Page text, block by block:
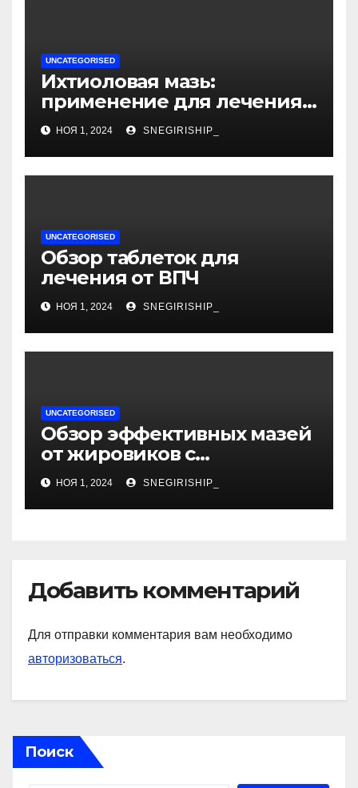
UNCATEGORISED
Ихтиоловая мазь:
применение для лечения
фурункулов
НОЯ 1, 2024 SNEGIRISHIP_
UNCATEGORISED
Обзор таблеток для
лечения от ВПЧ
НОЯ 1, 2024 SNEGIRISHIP_
UNCATEGORISED
Обзор эффективных мазей
от жировиков с
рассасывающим эффектом
НОЯ 1, 2024 SNEGIRISHIP_
Добавить комментарий
Для отправки комментария вам необходимо
авторизоваться.
Поиск